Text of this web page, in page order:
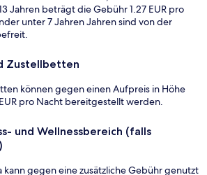
Jahren beträgt die Gebühr 1.27 EUR pro
unter 7 Jahren Jahren sind von der
Zustellbetten
können gegen einen Aufpreis in Höhe
pro Nacht bereitgestellt werden.
und Wellnessbereich (falls
kann gegen eine zusätzliche Gebühr genutzt